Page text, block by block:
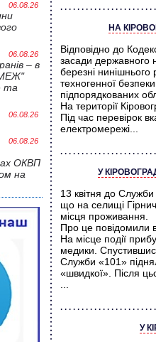
06.08.26
06.08.26
– в
МЕЖ"
та
06.08.26
06.08.26
ОКВП
на
НА
Відповідно до
засади державного
березні
техногенної
підпорядкованих
На території
Під час перевірок
електромережі...
У
13 квітня до Служби
що на селищі
місця проживання.
Про це повідомили
На місце події
медики.
Служби «101»
«швидкої». Після
У